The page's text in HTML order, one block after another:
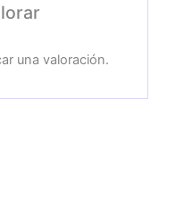
una valoración.